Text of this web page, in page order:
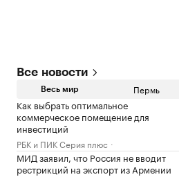
Все новости
Весь мир Пермь
Как выбрать оптимальное
коммерческое помещение для
инвестиций
РБК и ПИК Серия плюс
МИД заявил, что Россия не вводит
рестрикций на экспорт из Армении